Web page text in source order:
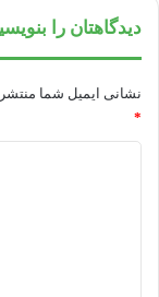
چه
اینترنت
دیدگاهتان را
نشانی ایمیل شما
*